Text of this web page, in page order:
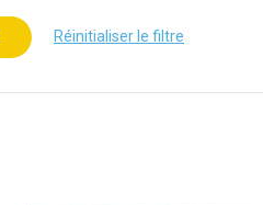
Réinitialiser le filtre